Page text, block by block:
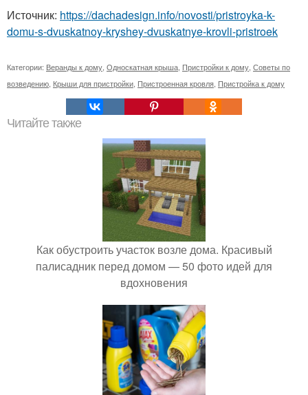
Источник: https://dachadesign.info/novosti/pristroyka-k-
domu-s-dvuskatnoy-kryshey-dvuskatnye-krovli-pristroek
Категории: Веранды к дому Односкатная крыша Пристройки к дому Советы по
возведению Крыши для пристройки Пристроенная кровля Пристройка к дому
Читайте также
Как обустроить участок возле дома. Красивый
палисадник перед домом — 50 фото идей для
вдохновения